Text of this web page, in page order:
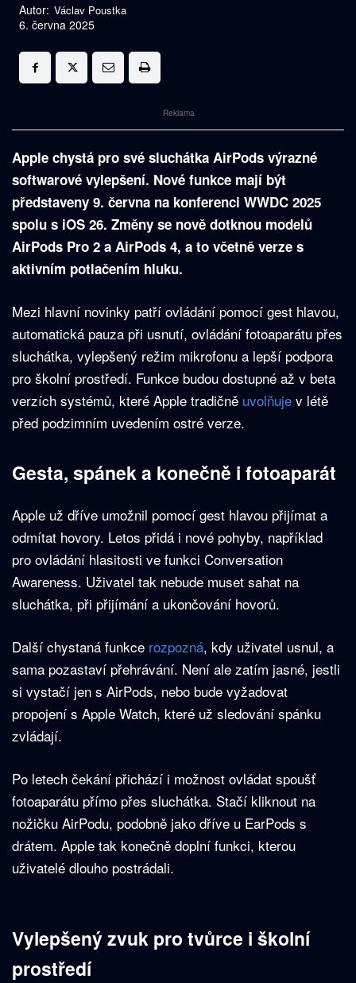
Autor: Václav Poustka
6. června 2025
Reklama
Apple chystá pro své sluchátka AirPods výrazné
softwarové vylepšení. Nové funkce mají být
představeny 9. června na konferenci WWDC 2025
spolu s iOS 26. Změny se nově dotknou modelů
AirPods Pro 2 a AirPods 4, a to včetně verze s
aktivním potlačením hluku.
Mezi hlavní novinky patří ovládání pomocí gest hlavou,
automatická pauza při usnutí, ovládání fotoaparátu přes
sluchátka, vylepšený režim mikrofonu a lepší podpora
pro školní prostředí. Funkce budou dostupné až v beta
verzích systémů, které Apple tradičně uvolňuje v létě
před podzimním uvedením ostré verze.
Gesta, spánek a konečně i fotoaparát
Apple už dříve umožnil pomocí gest hlavou přijímat a
odmítat hovory. Letos přidá i nové pohyby, například
pro ovládání hlasitosti ve funkci Conversation
Awareness. Uživatel tak nebude muset sahat na
sluchátka, při přijímání a ukončování hovorů.
Další chystaná funkce rozpozná, kdy uživatel usnul, a
sama pozastaví přehrávání. Není ale zatím jasné, jestli
si vystačí jen s AirPods, nebo bude vyžadovat
propojení s Apple Watch, které už sledování spánku
zvládají.
Po letech čekání přichází i možnost ovládat spoušť
fotoaparátu přímo přes sluchátka. Stačí kliknout na
nožičku AirPodu, podobně jako dříve u EarPods s
drátem. Apple tak konečně doplní funkci, kterou
uživatelé dlouho postrádali.
Vylepšený zvuk pro tvůrce i školní
prostředí